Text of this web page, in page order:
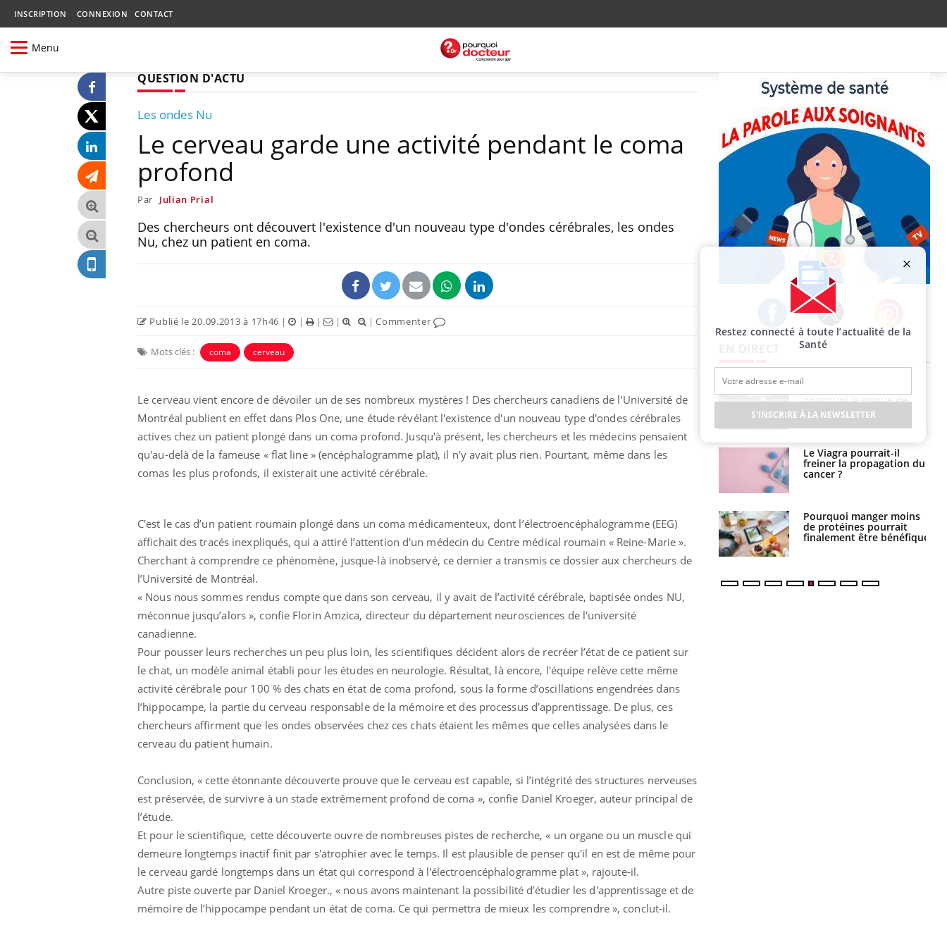
INSCRIPTION CONNEXION CONTACT
Menu
QUESTION D'ACTU
Les ondes Nu
Le cerveau garde une activité pendant le coma
profond
Par Julian Prial
Des chercheurs ont découvert l'existence d'un nouveau type d'ondes cérébrales, les ondes
Nu, chez un patient en coma.
Publié le 20.09.2013 à 17h46 | | | | |Commenter
Mots clés : coma cerveau
Le cerveau vient encore de dévoiler un de ses nombreux mystères ! Des chercheurs canadiens de l'Université de
Montréal publient en effet dans Plos One, une étude révélant l'existence d'un nouveau type d'ondes cérébrales
actives chez un patient plongé dans un coma profond. Jusqu'à présent, les chercheurs et les médecins pensaient
qu'au-delà de la fameuse « flat line » (encéphalogramme plat), il n'y avait plus rien. Pourtant, même dans les
comas les plus profonds, il existerait une activité cérébrale.
C'est le cas d’un patient roumain plongé dans un coma médicamenteux, dont l’électroencéphalogramme (EEG)
affichait des tracés inexpliqués, qui a attiré l’attention d'un médecin du Centre médical roumain « Reine-Marie ».
Cherchant à comprendre ce phénomène, jusque-là inobservé, ce dernier a transmis ce dossier aux chercheurs de
l’Université de Montréal.
« Nous nous sommes rendus compte que dans son cerveau, il y avait de l’activité cérébrale, baptisée ondes NU,
méconnue jusqu’alors », confie Florin Amzica, directeur du département neurosciences de l'université
canadienne.
Pour pousser leurs recherches un peu plus loin, les scientifiques décident alors de recréer l’état de ce patient sur
le chat, un modèle animal établi pour les études en neurologie. Résultat, là encore, l'équipe relève cette même
activité cérébrale pour 100 % des chats en état de coma profond, sous la forme d’oscillations engendrées dans
l’hippocampe, la partie du cerveau responsable de la mémoire et des processus d’apprentissage. De plus, ces
chercheurs affirment que les ondes observées chez ces chats étaient les mêmes que celles analysées dans le
cerveau du patient humain.
Conclusion, « cette étonnante découverte prouve que le cerveau est capable, si l’intégrité des structures nerveuses
est préservée, de survivre à un stade extrêmement profond de coma », confie Daniel Kroeger, auteur principal de
l’étude.
Et pour le scientifique, cette découverte ouvre de nombreuses pistes de recherche, « un organe ou un muscle qui
demeure longtemps inactif finit par s'atrophier avec le temps. Il est plausible de penser qu'il en est de même pour
le cerveau gardé longtemps dans un état qui correspond à l'électroencéphalogramme plat », rajoute-il.
Autre piste ouverte par Daniel Kroeger., « nous avons maintenant la possibilité d’étudier les d'apprentissage et de
mémoire de l’hippocampe pendant un état de coma. Ce qui permettra de mieux les comprendre », conclut-il.
Facebook Twitter Instagram
écrans en vacances ?
Toujours connectés :
comment le travail
empiète de plus en plus
sur nos soirées
stratégie simple aurait
changé la donne au Pays
basque
West Nile : que se passe-
t-il dans le sud de la
France ?
Les médicaments GLP-1
protègent-ils aussi les os
?
change dans la prise en
charge des femmes
enceintes
de dormir la nuit ?
VIH : la fin du comprimé
tous les jours se profile-t-
gâche-t-il les premiers
jours de vos vacances ?
pourquoi le risque de
noyade grimpe-t-il ?
Le Viagra pourrait-il
freiner la propagation du
cancer ?
Pourquoi manger moins
de protéines pourrait
finalement être bénéfique
Restez connecté à toute l’actualité de la
Santé
S'INSCRIRE À LA NEWSLETTER